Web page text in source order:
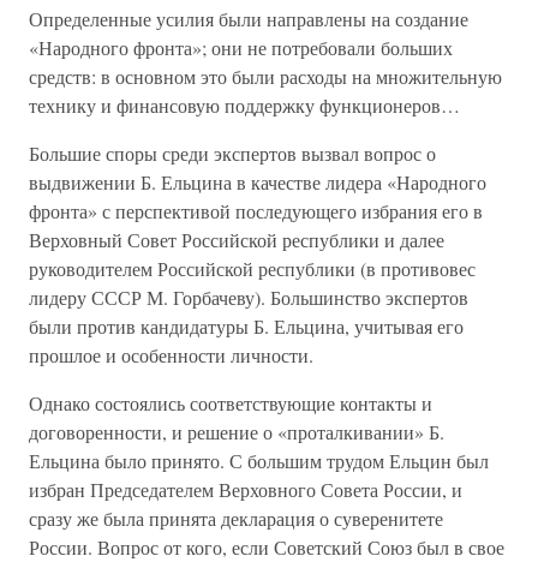
Определенные усилия были направлены на создание
«Народного фронта»; они не потребовали больших
средств: в основном это были расходы на множительную
технику и финансовую поддержку функционеров…
Большие споры среди экспертов вызвал вопрос о
выдвижении Б. Ельцина в качестве лидера «Народного
фронта» с перспективой последующего избрания его в
Верховный Совет Российской республики и далее
руководителем Российской республики (в противовес
лидеру СССР М. Горбачеву). Большинство экспертов
были против кандидатуры Б. Ельцина, учитывая его
прошлое и особенности личности.
Однако состоялись соответствующие контакты и
договоренности, и решение о «проталкивании» Б.
Ельцина было принято. С большим трудом Ельцин был
избран Председателем Верховного Совета России, и
сразу же была принята декларация о суверенитете
России. Вопрос от кого, если Советский Союз был в свое